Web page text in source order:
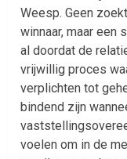
Weesp. Geen
winnaar, maar een
al doordat de
vrijwillig proces
verplichten tot
bindend zijn
voelen om in de